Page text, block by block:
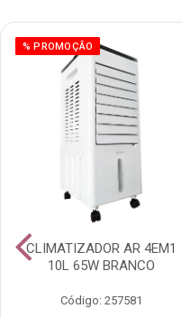
% PROMOÇÃO
CLIMATIZADOR AR 4EM1
10L 65W BRANCO
Código: 257581